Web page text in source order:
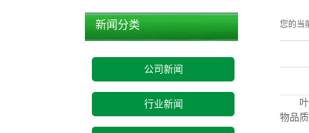
新闻分类
公司新闻
行业新闻
您的当
叶面
物品